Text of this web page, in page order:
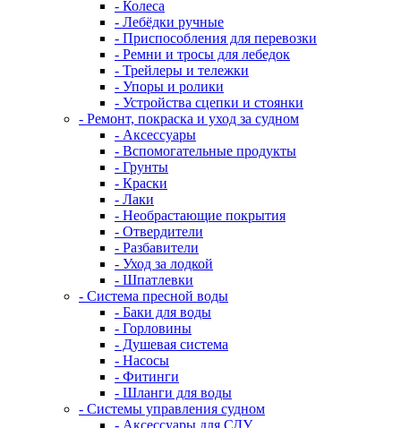
- Колеса
- Лебёдки ручные
- Приспособления для перевозки
- Ремни и тросы для лебедок
- Трейлеры и тележки
- Упоры и ролики
- Устройства сцепки и стоянки
- Ремонт, покраска и уход за судном
- Аксессуары
- Вспомогательные продукты
- Грунты
- Краски
- Лаки
- Необрастающие покрытия
- Отвердители
- Разбавители
- Уход за лодкой
- Шпатлевки
- Система пресной воды
- Баки для воды
- Горловины
- Душевая система
- Насосы
- Фитинги
- Шланги для воды
- Системы управления судном
- Аксессуары для СДУ